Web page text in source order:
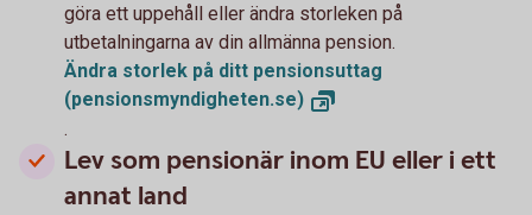
göra ett uppehåll eller ändra storleken på
utbetalningarna av din allmänna pension.
Ändra storlek på ditt pensionsuttag
(pensionsmyndigheten.se)
.
Lev som pensionär inom EU eller i ett
annat land